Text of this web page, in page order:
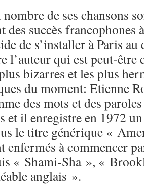
de ses chansons
des succès
de s’installer à Paris au
l’auteur qui est peut-être
bizarres et les plus
du moment: Etienne
des mots et des
et il enregistre en 1972
le titre générique «
enfermés à commencer
« Shami-Sha », «
anglais ».